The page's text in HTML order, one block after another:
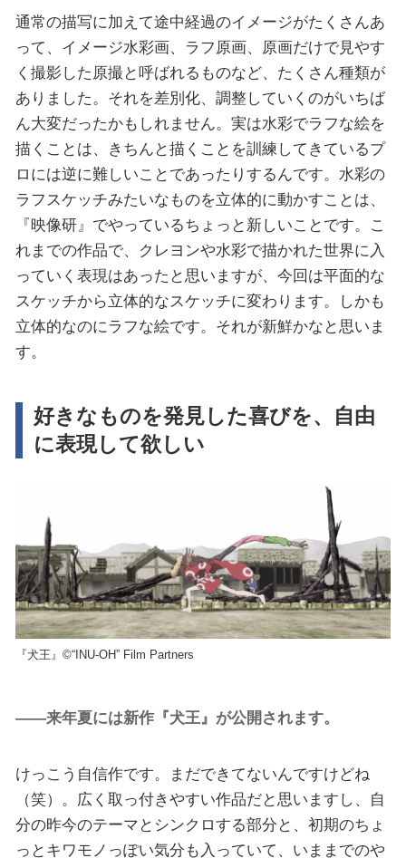
通常の描写に加えて途中経過のイメージがたくさんあ
って、イメージ水彩画、ラフ原画、原画だけで見やす
く撮影した原撮と呼ばれるものなど、たくさん種類が
ありました。それを差別化、調整していくのがいちば
ん大変だったかもしれません。実は水彩でラフな絵を
描くことは、きちんと描くことを訓練してきているプ
ロには逆に難しいことであったりするんです。水彩の
ラフスケッチみたいなものを立体的に動かすことは、
『映像研』でやっているちょっと新しいことです。こ
れまでの作品で、クレヨンや水彩で描かれた世界に入
っていく表現はあったと思いますが、今回は平面的な
スケッチから立体的なスケッチに変わります。しかも
立体的なのにラフな絵です。それが新鮮かなと思いま
す。
好きなものを発見した喜びを、自由
に表現して欲しい
『犬王』©“INU-OH” Film Partners
――来年夏には新作『犬王』が公開されます。
けっこう自信作です。まだできてないんですけどね
（笑）。広く取っ付きやすい作品だと思いますし、自
分の昨今のテーマとシンクロする部分と、初期のちょ
っとキワモノっぽい気分も入っていて、いままでのや